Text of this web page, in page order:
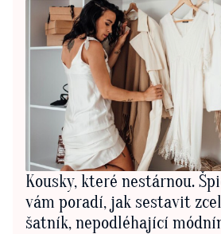
Kousky, které nestárnou.
vám poradí, jak sestavit
šatník, nepodléhající